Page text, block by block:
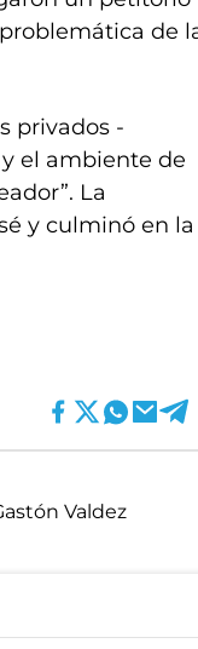
de
privados -
el ambiente de
La
y culminó en la
Valdez